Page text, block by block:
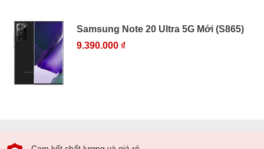
Samsung Note 20 Ultra 5G Mới (S865)
9.390.000 ₫